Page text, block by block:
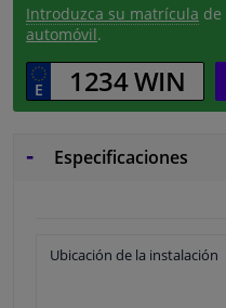
Introduzca su matrícula de
automóvil.
Especificaciones
Ubicación de la instalación